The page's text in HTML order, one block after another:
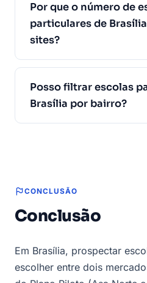
Por que o número de
particulares de
sites?
Posso filtrar escolas
Brasília por bairro?
CONCLUSÃO
Conclusão
Em Brasília, prospectar
escolher entre dois